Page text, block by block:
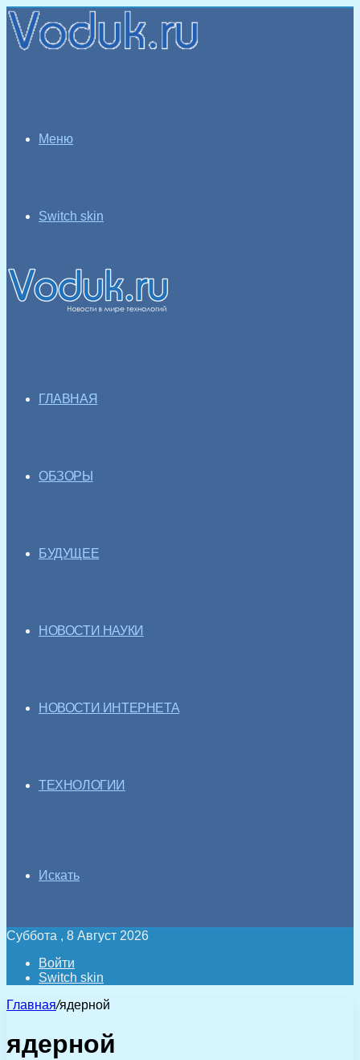
Меню
Switch skin
ГЛАВНАЯ
ОБЗОРЫ
БУДУЩЕЕ
НОВОСТИ НАУКИ
НОВОСТИ ИНТЕРНЕТА
ТЕХНОЛОГИИ
Искать
Суббота , 8 Август 2026
Войти
Switch skin
Главная/ядерной
ядерной